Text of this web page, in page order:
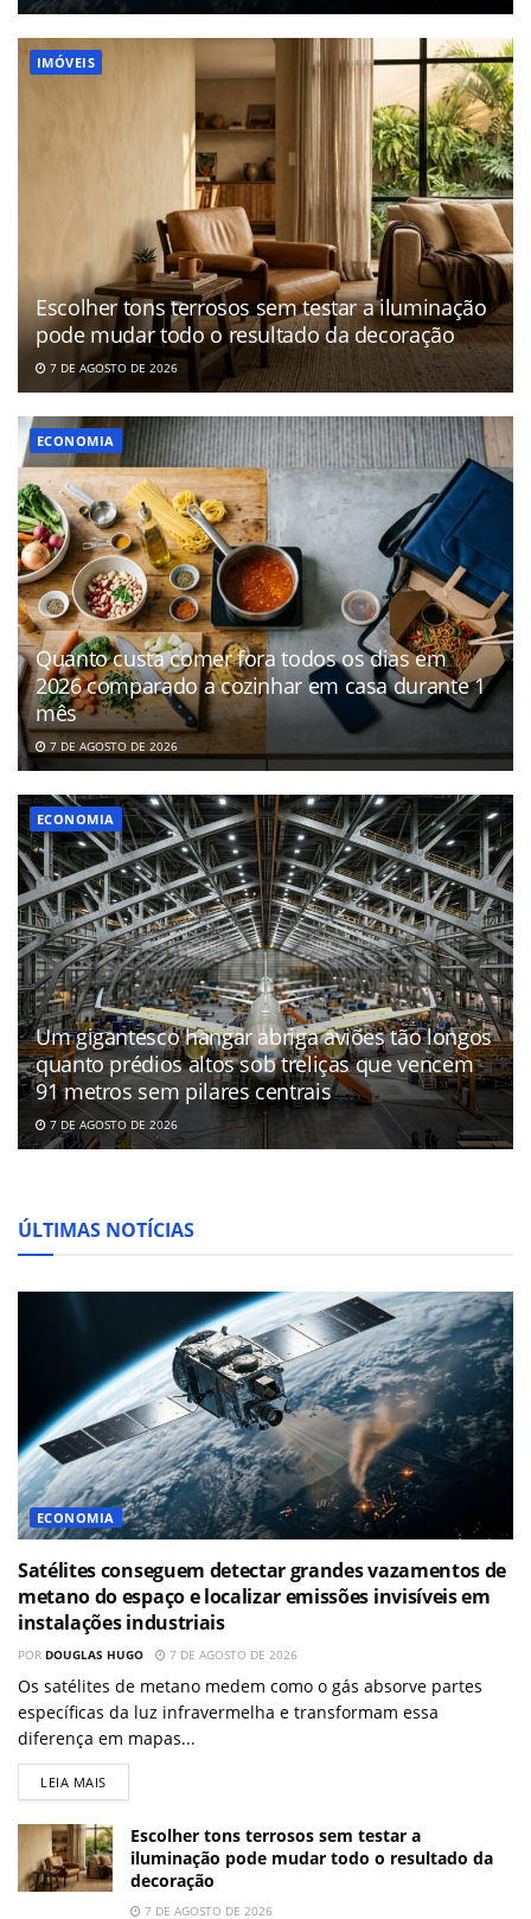
IMÓVEIS
Escolher tons terrosos sem testar a iluminação
pode mudar todo o resultado da decoração
7 DE AGOSTO DE 2026
ECONOMIA
Quanto custa comer fora todos os dias em
2026 comparado a cozinhar em casa durante 1
mês
7 DE AGOSTO DE 2026
ECONOMIA
Um gigantesco hangar abriga aviões tão longos
quanto prédios altos sob treliças que vencem
91 metros sem pilares centrais
7 DE AGOSTO DE 2026
ÚLTIMAS NOTÍCIAS
ECONOMIA
Satélites conseguem detectar grandes vazamentos de
metano do espaço e localizar emissões invisíveis em
instalações industriais
POR DOUGLAS HUGO 7 DE AGOSTO DE 2026
Os satélites de metano medem como o gás absorve partes
específicas da luz infravermelha e transformam essa
diferença em mapas...
LEIA MAIS
Escolher tons terrosos sem testar a
iluminação pode mudar todo o resultado da
decoração
7 DE AGOSTO DE 2026